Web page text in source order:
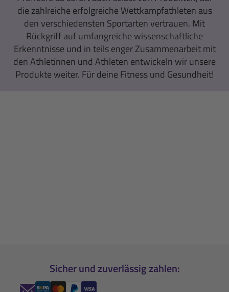
die zahlreiche erfolgreiche Wettkampfathleten aus
den verschiedensten Sportarten vertrauen. Mit
Rückgriff auf umfangreiche wissenschaftliche
Erkenntnisse und in teils enger Zusammenarbeit mit
den Athletinnen und Athleten entwickeln wir unsere
Produkte weiter. Für deine Fitness und Gesundheit!
Sicher und zuverlässig zahlen: